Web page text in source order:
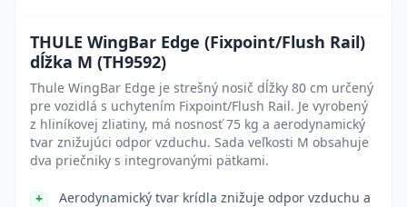
THULE WingBar Edge (Fixpoint/Flush Rail)
dĺžka M (TH9592)
Thule WingBar Edge je strešný nosič dĺžky 80 cm určený
pre vozidlá s uchytením Fixpoint/Flush Rail. Je vyrobený
z hliníkovej zliatiny, má nosnosť 75 kg a aerodynamický
tvar znižujúci odpor vzduchu. Sada veľkosti M obsahuje
dva priečniky s integrovanými pätkami.
Aerodynamický tvar krídla znižuje odpor vzduchu a